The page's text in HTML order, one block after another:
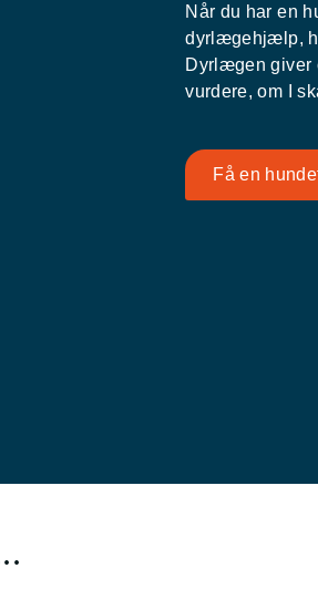
Når du har en
dyrlægehjælp,
Dyrlægen giver
vurdere, om I
Få en